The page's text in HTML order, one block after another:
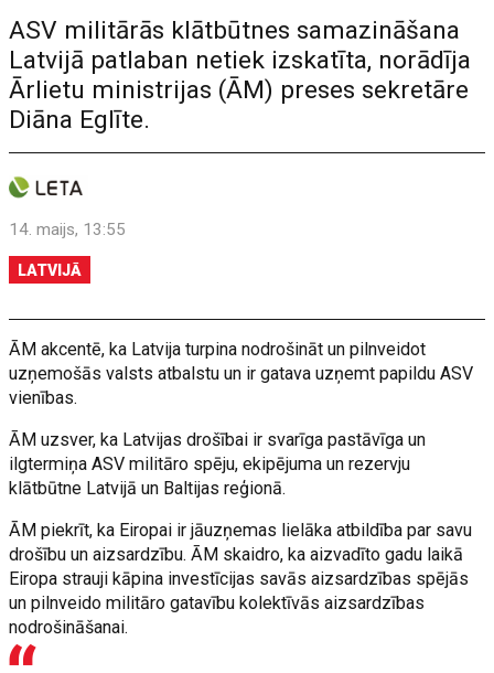
ASV militārās klātbūtnes samazināšana
Latvijā patlaban netiek izskatīta, norādīja
Ārlietu ministrijas (ĀM) preses sekretāre
Diāna Eglīte.
14. maijs, 13:55
LATVIJĀ
ĀM akcentē, ka Latvija turpina nodrošināt un pilnveidot
uzņemošās valsts atbalstu un ir gatava uzņemt papildu ASV
vienības.
ĀM uzsver, ka Latvijas drošībai ir svarīga pastāvīga un
ilgtermiņa ASV militāro spēju, ekipējuma un rezervju
klātbūtne Latvijā un Baltijas reģionā.
ĀM piekrīt, ka Eiropai ir jāuzņemas lielāka atbildība par savu
drošību un aizsardzību. ĀM skaidro, ka aizvadīto gadu laikā
Eiropa strauji kāpina investīcijas savās aizsardzības spējās
un pilnveido militāro gatavību kolektīvās aizsardzības
nodrošināšanai.